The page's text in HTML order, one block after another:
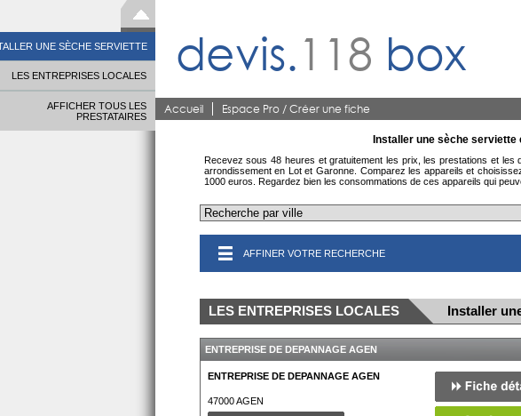
devis.118 box
Accueil Espace Pro / Créer une fiche
UNE SÈCHE SERVIETTE
LES ENTREPRISES LOCALES
AFFICHER TOUS LES
PRESTATAIRES
Installer une sèche
Recevez sous 48 heures et gratuitement les prix, les prestations et
arrondissement en Lot et Garonne. Comparez les appareils et
1000 euros. Regardez bien les consommations de ces appareils qui
AFFINER VOTRE RECHERCHE
LES ENTREPRISES LOCALES Installer
ENTREPRISE DE DEPANNAGE AGEN
ENTREPRISE DE DEPANNAGE AGEN
47000AGEN